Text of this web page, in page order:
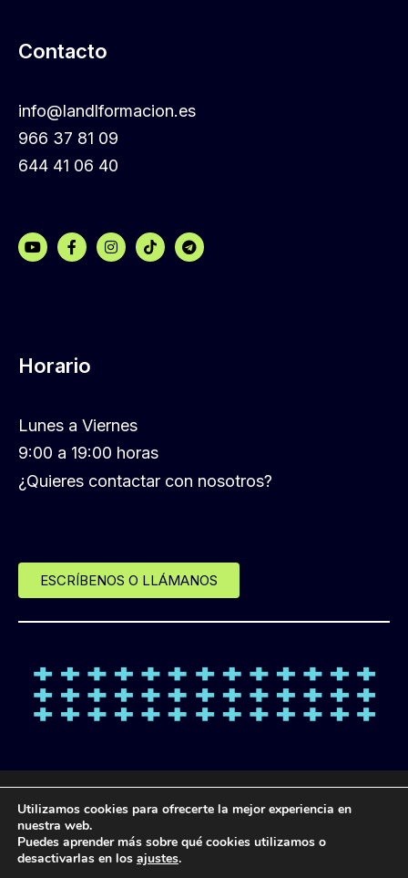
Contacto
info@landlformacion.es
966 37 81 09
644 41 06 40
Horario
Lunes a Viernes
9:00 a 19:00 horas
¿Quieres contactar con nosotros?
ESCRÍBENOS O LLÁMANOS
© Desde 2013 LANDL FORMACIÓN
POLÍTICA DE
POLÍTICA DE
POLÍTICA DE
Utilizamos cookies para ofrecerte la mejor experiencia en
nuestra web.
Puedes aprender más sobre qué cookies utilizamos o
desactivarlas en los ajustes.